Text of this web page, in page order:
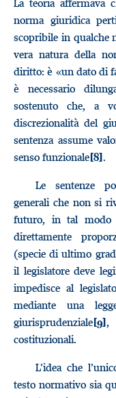
La teoria affermava
norma giuridica
scopribile in qualche
vera natura della
diritto: è «un dato di
è necessario
sostenuto che, a
discrezionalità del
sentenza assume
senso funzionale[8].
Le sentenze
generali che non si
futuro, in tal modo
direttamente
(specie di ultimo
il legislatore deve
impedisce al
mediante una
giurisprudenziale[9],
costituzionali.
L’idea che
testo normativo sia